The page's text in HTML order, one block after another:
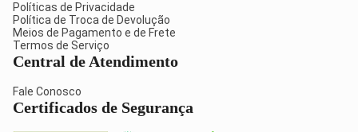
Políticas de Privacidade
Política de Troca de Devolução
Meios de Pagamento e de Frete
Termos de Serviço
Central de Atendimento
Fale Conosco
Certificados de Segurança